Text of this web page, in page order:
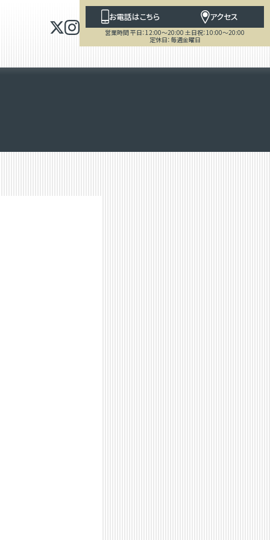
お電話はこちら アクセス
営業時間 平日：12:00～20:00 土日祝：10:00～20:00
定休日：毎週金曜日